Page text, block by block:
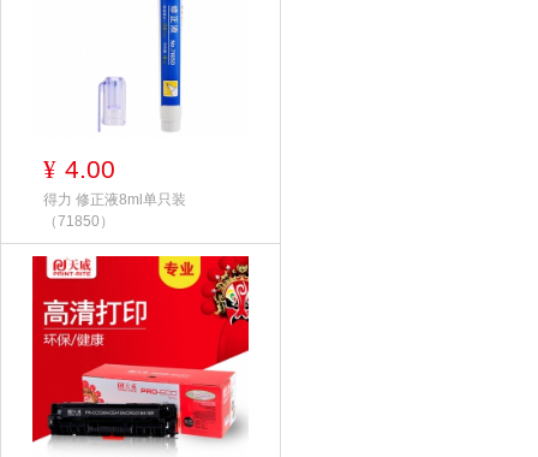
¥ 4.00
得力 修正液8ml单只装
（71850）